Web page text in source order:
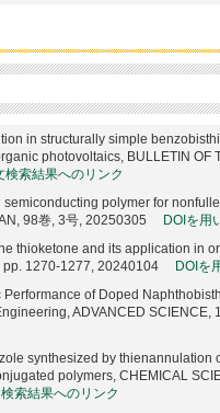
in structurally simple
photovoltaics, BULLETIN OF
検索結果へのリンク
polymer for
98巻, 3号, 20250305
DOIを用
thioketone and its application in
pp. 1270-1277, 20240104
DOIを
of Doped
ADVANCED SCIENCE,
synthesized by thienannulation
polymers, CHEMICAL
索結果へのリンク